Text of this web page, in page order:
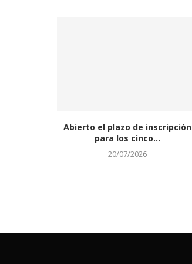
Abierto el plazo de inscripción
para los cinco...
20/07/2026